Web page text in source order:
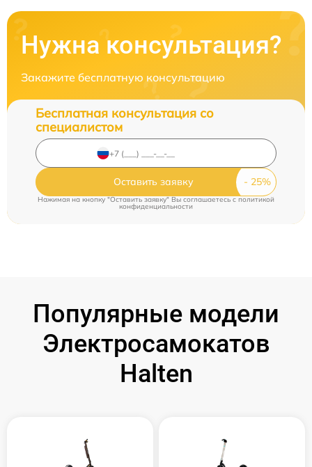
Нужна консультация?
Закажите бесплатную консультацию
Бесплатная консультация со
специалистом
Оставить заявку
Нажимая на кнопку "Оставить заявку" Вы соглашаетесь c политикой
конфиденциальности
Популярные модели
Электросамокатов
Halten